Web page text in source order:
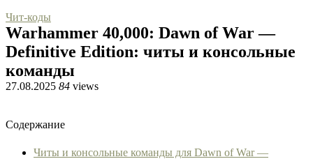
Чит-коды
Warhammer 40,000: Dawn of War —
Definitive Edition: читы и консольные
команды
27.08.2025 84 views
Содержание
Читы и консольные команды для Dawn of War —